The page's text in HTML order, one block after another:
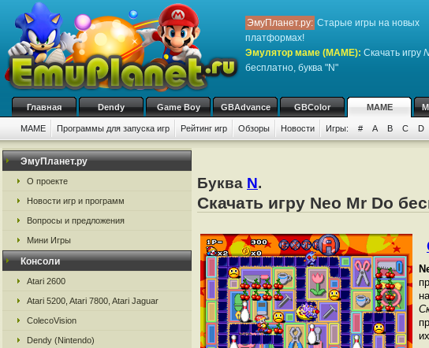
ЭмуПланет.ру: Старые игры на новых
платформах!
Эмулятор маме (MAME): Скачать игру
бесплатно, буква "N"
Главная Dendy Game Boy GBAdvance GBColor MAME
MAME Программы для запуска игр Рейтинг игр Обзоры Новости Игры: # A B C D
ЭмуПланет.ру
О проекте
Новости игр и программ
Вопросы и предложения
Мини Игры
Консоли
Atari 2600
Atari 5200, Atari 7800, Atari Jaguar
ColecoVision
Dendy (Nintendo)
Буква N.
Скачать игру Neo Mr Do